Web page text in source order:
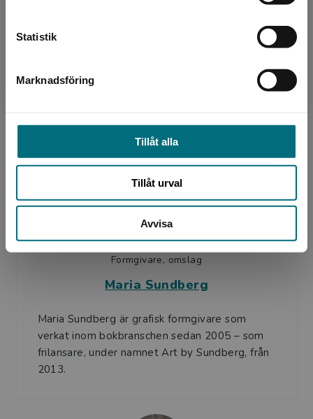
Statistik
Marknadsföring
Tillåt alla
Tillåt urval
Avvisa
Helena Dahlgren är en populär författare som
Formgivare, omslag
Maria Sundberg
Maria Sundberg är grafisk formgivare som
verkat inom bokbranschen sedan 2005 – som
frilansare, under namnet Art by Sundberg, från
2013.